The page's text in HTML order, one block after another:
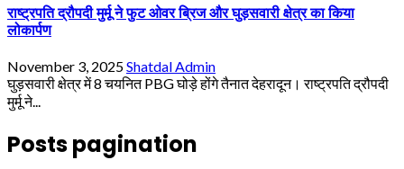
राष्ट्रपति द्रौपदी मुर्मू ने फुट ओवर ब्रिज और घुड़सवारी क्षेत्र का किया
लोकार्पण
November 3, 2025Shatdal Admin
घुड़सवारी क्षेत्र में 8 चयनित PBG घोड़े होंगे तैनात देहरादून। राष्ट्रपति द्रौपदी
मुर्मू ने...
Posts pagination